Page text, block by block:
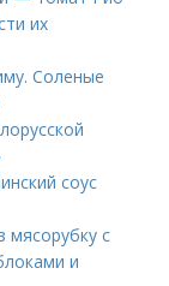
их
Соленые
соус
мясорубку с
и